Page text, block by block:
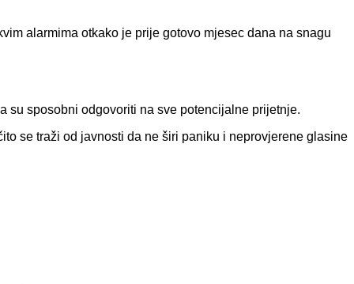
alarmima otkako je prije gotovo mjesec dana na snagu
su sposobni odgovoriti na sve potencijalne prijetnje.
se traži od javnosti da ne širi paniku i neprovjerene glasine